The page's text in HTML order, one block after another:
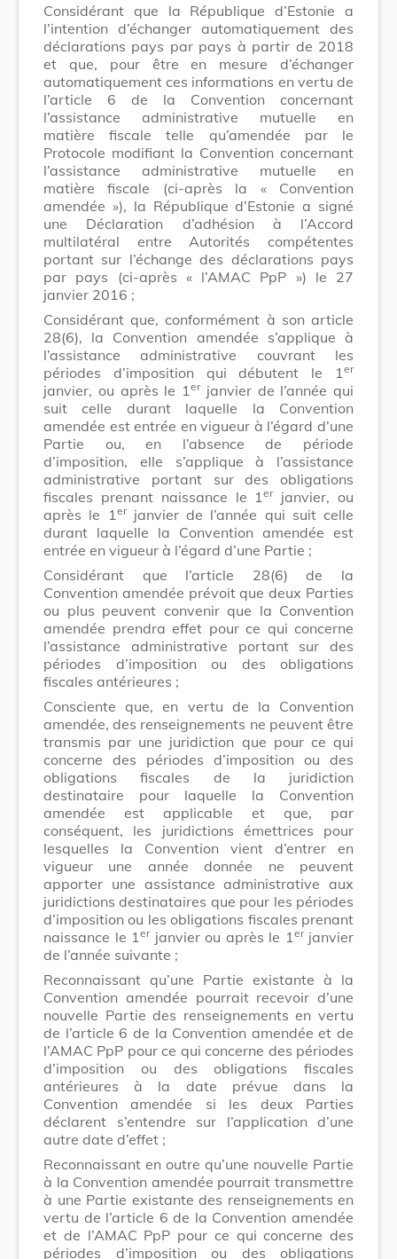
Considérant que la République d’Estonie a
l’intention d’échanger automatiquement des
déclarations pays par pays à partir de 2018
et que, pour être en mesure d’échanger
automatiquement ces informations en vertu de
l’article 6 de la Convention concernant
l’assistance administrative mutuelle en
matière fiscale telle qu’amendée par le
Protocole modifiant la Convention concernant
l’assistance administrative mutuelle en
matière fiscale (ci-après la « Convention
amendée »), la République d’Estonie a signé
une Déclaration d’adhésion à l’Accord
multilatéral entre Autorités compétentes
portant sur l’échange des déclarations pays
par pays (ci-après « l’AMAC PpP ») le 27
janvier 2016 ;
Considérant que, conformément à son article
28(6), la Convention amendée s’applique à
l’assistance administrative couvrant les
périodes d’imposition qui débutent le 1 er
janvier, ou après le 1 erjanvier de l’année qui
suit celle durant laquelle la Convention
amendée est entrée en vigueur à l’égard d’une
Partie ou, en l’absence de période
d’imposition, elle s’applique à l’assistance
administrative portant sur des obligations
fiscales prenant naissance le 1erjanvier, ou
après le 1 erjanvier de l’année qui suit celle
durant laquelle la Convention amendée est
entrée en vigueur à l’égard d’une Partie ;
Considérant que l’article 28(6) de la
Convention amendée prévoit que deux Parties
ou plus peuvent convenir que la Convention
amendée prendra effet pour ce qui concerne
l’assistance administrative portant sur des
périodes d’imposition ou des obligations
fiscales antérieures ;
Consciente que, en vertu de la Convention
amendée, des renseignements ne peuvent être
transmis par une juridiction que pour ce qui
concerne des périodes d’imposition ou des
obligations fiscales de la juridiction
destinataire pour laquelle la Convention
amendée est applicable et que, par
conséquent, les juridictions émettrices pour
lesquelles la Convention vient d’entrer en
vigueur une année donnée ne peuvent
apporter une assistance administrative aux
juridictions destinataires que pour les périodes
d’imposition ou les obligations fiscales prenant
naissance le 1 erjanvier ou après le 1 erjanvier
de l’année suivante ;
Reconnaissant qu’une Partie existante à la
Convention amendée pourrait recevoir d’une
nouvelle Partie des renseignements en vertu
de l’article 6 de la Convention amendée et de
l’AMAC PpP pour ce qui concerne des périodes
d’imposition ou des obligations fiscales
antérieures à la date prévue dans la
Convention amendée si les deux Parties
déclarent s’entendre sur l’application d’une
autre date d’effet ;
Reconnaissant en outre qu’une nouvelle Partie
à la Convention amendée pourrait transmettre
à une Partie existante des renseignements en
vertu de l’article 6 de la Convention amendée
et de l’AMAC PpP pour ce qui concerne des
périodes d’imposition ou des obligations